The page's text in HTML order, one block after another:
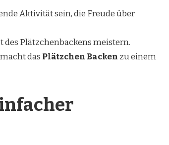
Aktivität sein, die Freude über
des Plätzchenbackens meistern.
das Plätzchen Backen zu einem